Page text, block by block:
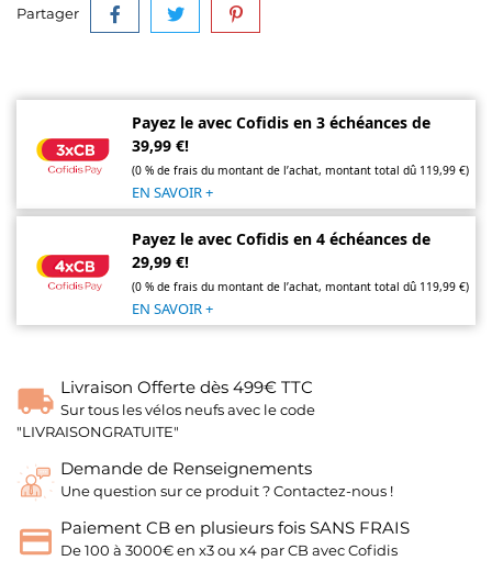
Partager
Payez le avec Cofidis en 3 échéances de
39,99 €!
(0 % de frais du montant de l’achat, montant total dû 119,99 €)
EN SAVOIR +
Payez le avec Cofidis en 4 échéances de
29,99 €!
(0 % de frais du montant de l’achat, montant total dû 119,99 €)
EN SAVOIR +
Livraison Offerte dès 499€ TTC
Sur tous les vélos neufs avec le code
"LIVRAISONGRATUITE"
Demande de Renseignements
Une question sur ce produit ? Contactez-nous !
Paiement CB en plusieurs fois SANS FRAIS
De 100 à 3000€ en x3 ou x4 par CB avec Cofidis